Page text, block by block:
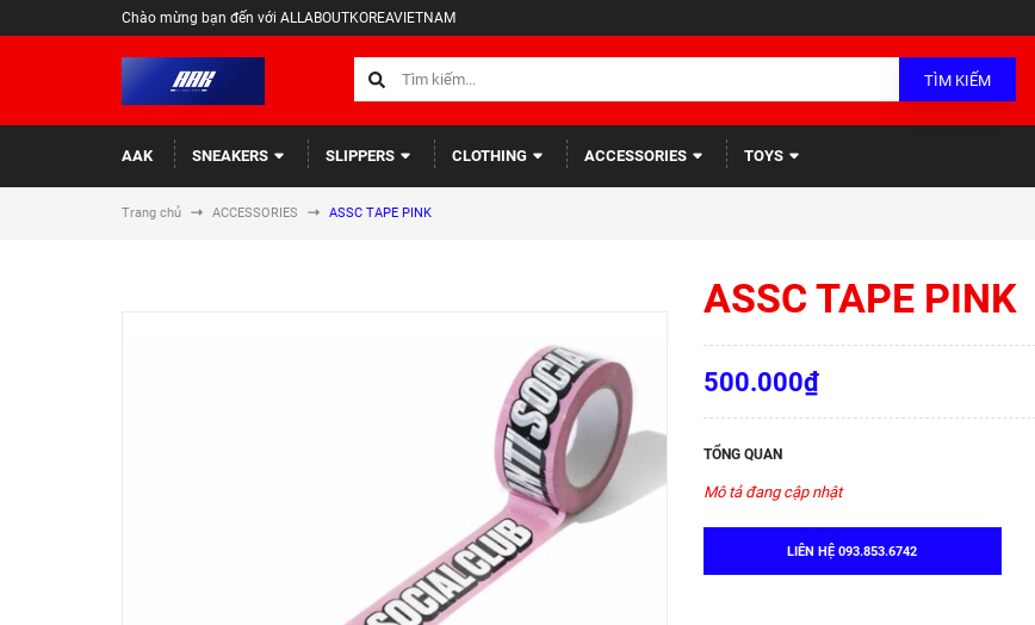
Chào mừng bạn đến với ALLABOUTKOREAVIETNAM
TÌM KIẾM
AAK SNEAKERS SLIPPERS CLOTHING ACCESSORIES TOYS
Trang chủ ACCESSORIES ASSC TAPE PINK
ASSC TAPE PINK
500.000₫
TỔNG QUAN
Mô tả đang cập nhật
LIÊN HỆ 093.853.6742